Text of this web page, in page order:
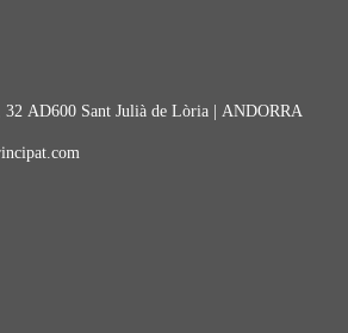
32 AD600 Sant Julià de Lòria | ANDORRA